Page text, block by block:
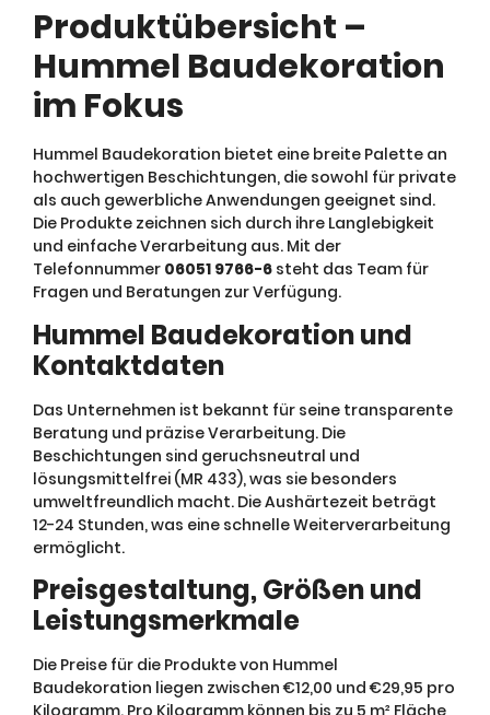
Produktübersicht –
Hummel Baudekoration
im Fokus
Hummel Baudekoration bietet eine breite Palette an
hochwertigen Beschichtungen, die sowohl für private
als auch gewerbliche Anwendungen geeignet sind.
Die Produkte zeichnen sich durch ihre Langlebigkeit
und einfache Verarbeitung aus. Mit der
Telefonnummer 06051 9766-6 steht das Team für
Fragen und Beratungen zur Verfügung.
Hummel Baudekoration und
Kontaktdaten
Das Unternehmen ist bekannt für seine transparente
Beratung und präzise Verarbeitung. Die
Beschichtungen sind geruchsneutral und
lösungsmittelfrei (MR 433), was sie besonders
umweltfreundlich macht. Die Aushärtezeit beträgt
12-24 Stunden, was eine schnelle Weiterverarbeitung
ermöglicht.
Preisgestaltung, Größen und
Leistungsmerkmale
Die Preise für die Produkte von Hummel
Baudekoration liegen zwischen €12,00 und €29,95 pro